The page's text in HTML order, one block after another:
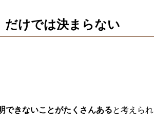
だけでは決まらない
できないことがたくさんあると考えられ